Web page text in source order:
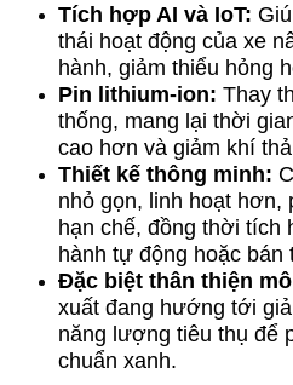
Tích hợp AI và IoT:
thái hoạt động của xe
hành, giảm thiểu hỏng
Pin lithium-ion: Thay
thống, mang lại thời
cao hơn và giảm khí
Thiết kế thông minh:
nhỏ gọn, linh hoạt hơn,
hạn chế, đồng thời tích
hành tự động hoặc bán
Đặc biệt thân thiện
xuất đang hướng tới
năng lượng tiêu thụ để
chuẩn xanh.